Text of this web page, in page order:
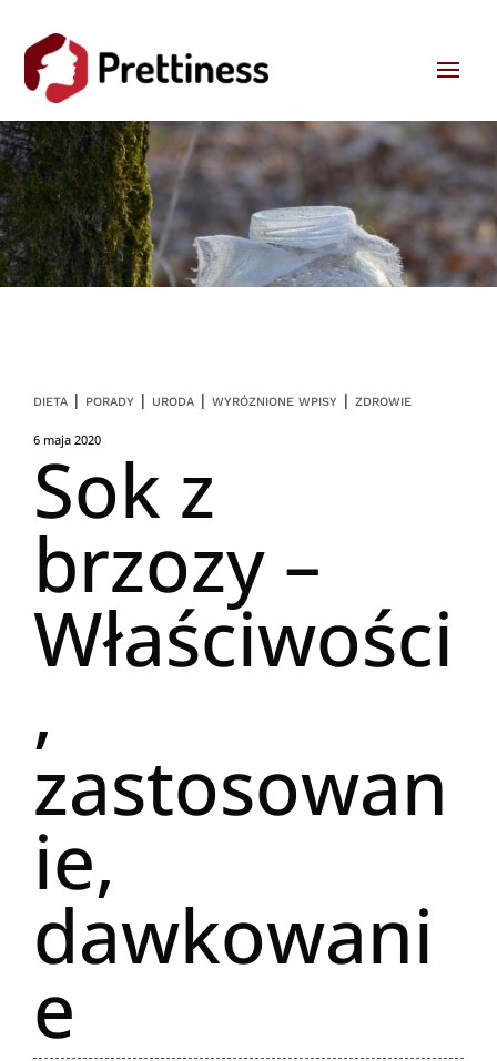
DIETA | PORADY | URODA | WYRÓZNIONE WPISY | ZDROWIE
6 maja 2020
Sok z
brzozy –
Właściwości
,
zastosowan
ie,
dawkowani
e